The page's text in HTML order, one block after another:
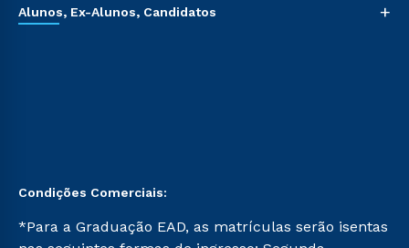
Alunos, Ex-Alunos, Candidatos +
Condições Comerciais:
*Para a Graduação EAD, as matrículas serão isentas